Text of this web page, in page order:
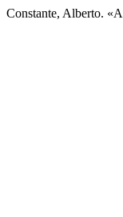
Constante, Alberto.